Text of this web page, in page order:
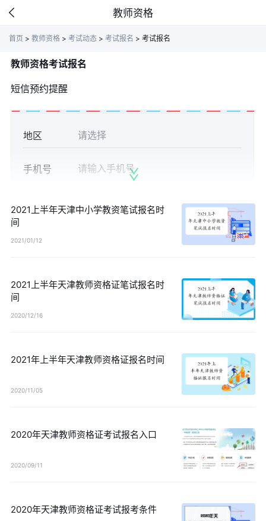
教师资格
首页 > 教师资格 > 考试动态 > 考试报名 > 考试报名
教师资格考试报名
短信预约提醒
地区
手机号
2021上半年天津中小学教资笔试报名时
间
2021/01/12
2021上半年天津教师资格证笔试报名时
间
2020/12/16
2021年上半年天津教师资格证报名时间
2020/11/05
2020年天津教师资格证考试报名入口
2020/09/11
2020年天津教师资格证考试报考条件